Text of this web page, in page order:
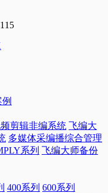
剪辑非编系统 飞编大
多媒体采编播综合管理
系列 飞编大师备份
400系列 600系列